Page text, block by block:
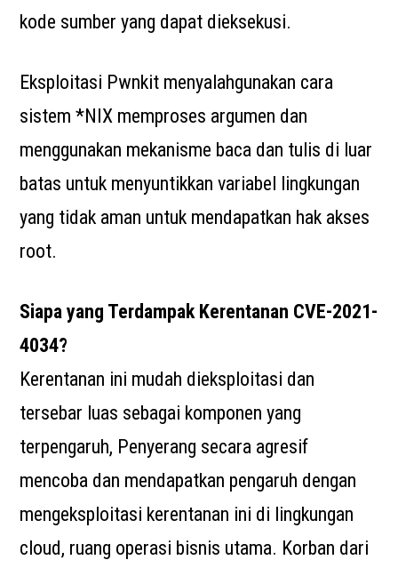
kode sumber yang dapat dieksekusi.
Eksploitasi Pwnkit menyalahgunakan cara
sistem *NIX memproses argumen dan
menggunakan mekanisme baca dan tulis di luar
batas untuk menyuntikkan variabel lingkungan
yang tidak aman untuk mendapatkan hak akses
root.
Siapa yang Terdampak Kerentanan CVE-2021-
4034?
Kerentanan ini mudah dieksploitasi dan
tersebar luas sebagai komponen yang
terpengaruh, Penyerang secara agresif
mencoba dan mendapatkan pengaruh dengan
mengeksploitasi kerentanan ini di lingkungan
cloud, ruang operasi bisnis utama. Korban dari